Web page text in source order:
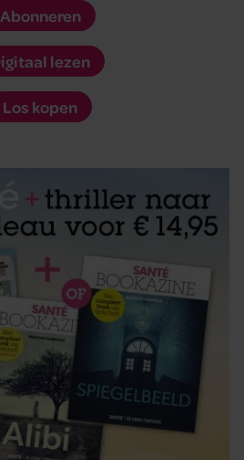
Abonneren
lezen
Los kopen